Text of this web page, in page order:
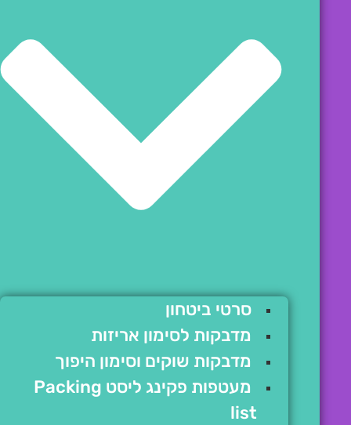
סרטי ביטחון
מדבקות לסימון אריזות
מדבקות שוקים וסימון היפוך
מעטפות פקינג ליסט Packing
list